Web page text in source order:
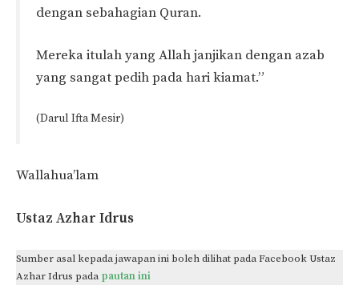
dengan sebahagian Quran.
Mereka itulah yang Allah janjikan dengan azab
yang sangat pedih pada hari kiamat.”
(Darul Ifta Mesir)
Wallahua’lam
Ustaz Azhar Idrus
Sumber asal kepada jawapan ini boleh dilihat pada Facebook Ustaz
Azhar Idrus pada pautan ini